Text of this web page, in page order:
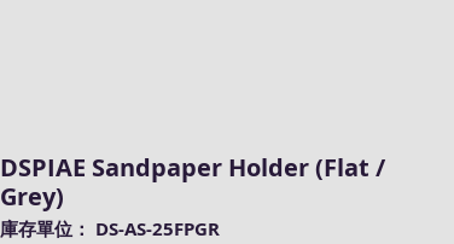
DSPIAE Sandpaper Holder (Flat /
Grey)
庫存單位： DS-AS-25FPGR